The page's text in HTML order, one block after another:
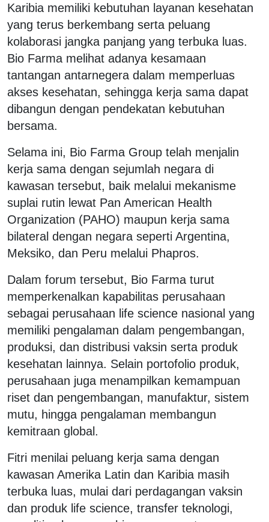
Karibia memiliki kebutuhan layanan kesehatan
yang terus berkembang serta peluang
kolaborasi jangka panjang yang terbuka luas.
Bio Farma melihat adanya kesamaan
tantangan antarnegera dalam memperluas
akses kesehatan, sehingga kerja sama dapat
dibangun dengan pendekatan kebutuhan
bersama.
Selama ini, Bio Farma Group telah menjalin
kerja sama dengan sejumlah negara di
kawasan tersebut, baik melalui mekanisme
suplai rutin lewat Pan American Health
Organization (PAHO) maupun kerja sama
bilateral dengan negara seperti Argentina,
Meksiko, dan Peru melalui Phapros.
Dalam forum tersebut, Bio Farma turut
memperkenalkan kapabilitas perusahaan
sebagai perusahaan life science nasional yang
memiliki pengalaman dalam pengembangan,
produksi, dan distribusi vaksin serta produk
kesehatan lainnya. Selain portofolio produk,
perusahaan juga menampilkan kemampuan
riset dan pengembangan, manufaktur, sistem
mutu, hingga pengalaman membangun
kemitraan global.
Fitri menilai peluang kerja sama dengan
kawasan Amerika Latin dan Karibia masih
terbuka luas, mulai dari perdagangan vaksin
dan produk life science, transfer teknologi,